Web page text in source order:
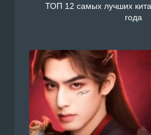
ТОП 12 самых лучших
года